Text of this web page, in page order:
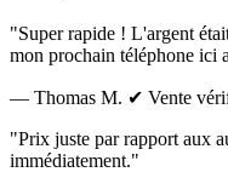
"Super rapide ! L'argent
mon prochain téléphone ici
— Thomas M. ✔ Vente
"Prix juste par rapport aux
immédiatement."